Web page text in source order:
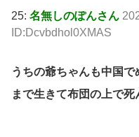
25: 名無しのぽんさん
ID:Dcvbdhol0XMAS
うちの爺ちゃんも中国
まで生きて布団の上で死